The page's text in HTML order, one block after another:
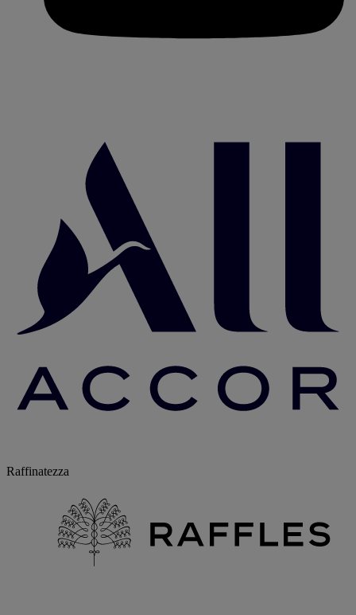
Raffinatezza